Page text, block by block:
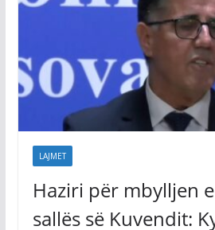
LAJMET
Haziri për mbylljen
sallës së Kuvendit: